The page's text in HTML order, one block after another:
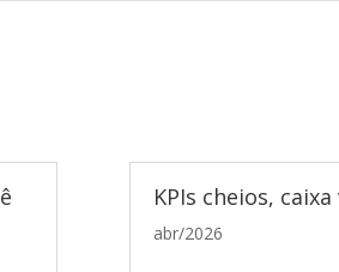
KPIs cheios, caixa
abr/2026